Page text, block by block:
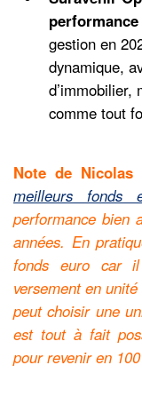
gestion en
dynamique,
d’immobilier,
comme tout
Note de Nicolas
meilleurs fonds
performance bien
années. En
fonds euro car
versement en
peut choisir une
est tout à fait
pour revenir en